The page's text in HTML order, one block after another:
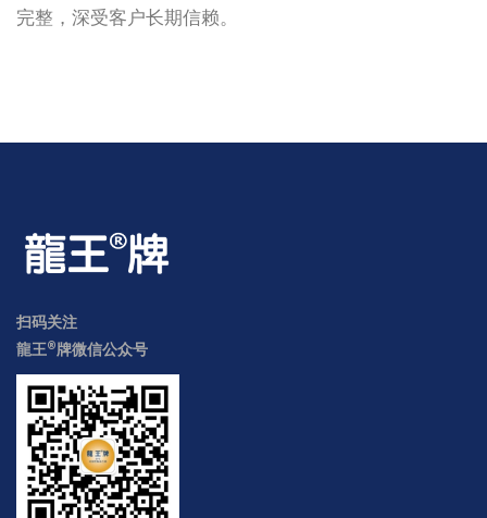
完整，深受客户长期信赖。
扫码关注
龍王®牌微信公众号